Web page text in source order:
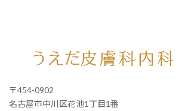
〒454-0902
名古屋市中川区花池1丁目1番